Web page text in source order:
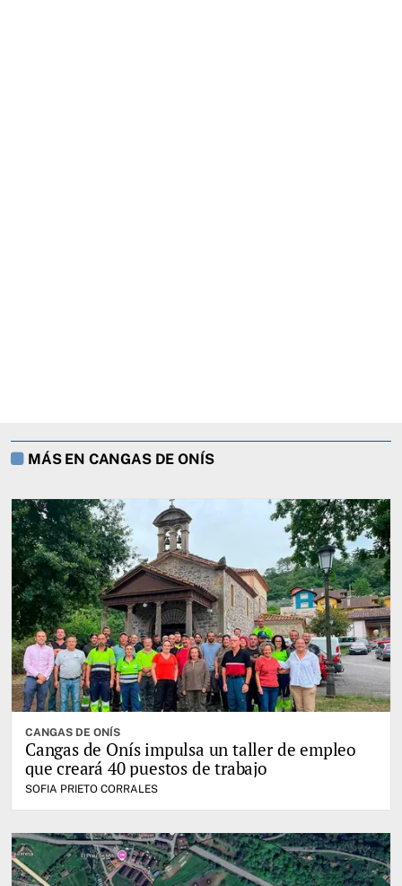
MÁS EN CANGAS DE ONÍS
CANGAS DE ONÍS
Cangas de Onís impulsa un taller de empleo
que creará 40 puestos de trabajo
SOFIA PRIETO CORRALES